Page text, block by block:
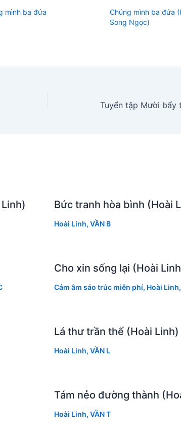
mình ba đứa
Chúng mình ba đứa
Song Ngọc)
Bức tranh hòa bình (Hoài
Hoài Linh, VẦN B
Cho xin sống lại (Hoài
Cảm âm sáo trúc miễn phí, Hoài Linh,
Lá thư trần thế (Hoài Linh)
Hoài Linh, VẦN L
Tám nẻo đường thành
Hoài Linh, VẦN T